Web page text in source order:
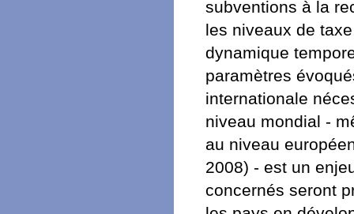
subventions à la
les niveaux de
dynamique
paramètres
internationale
niveau mondial -
au niveau
2008) - est un
concernés seront